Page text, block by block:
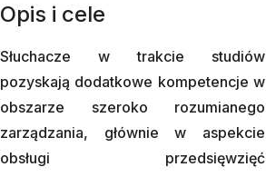
Opis i cele
Słuchacze w trakcie studiów
pozyskają dodatkowe kompetencje w
obszarze szeroko rozumianego
zarządzania, głównie w aspekcie
obsługi przedsięwzięć